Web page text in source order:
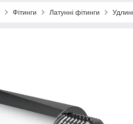
Фітинги Латунні фітинги